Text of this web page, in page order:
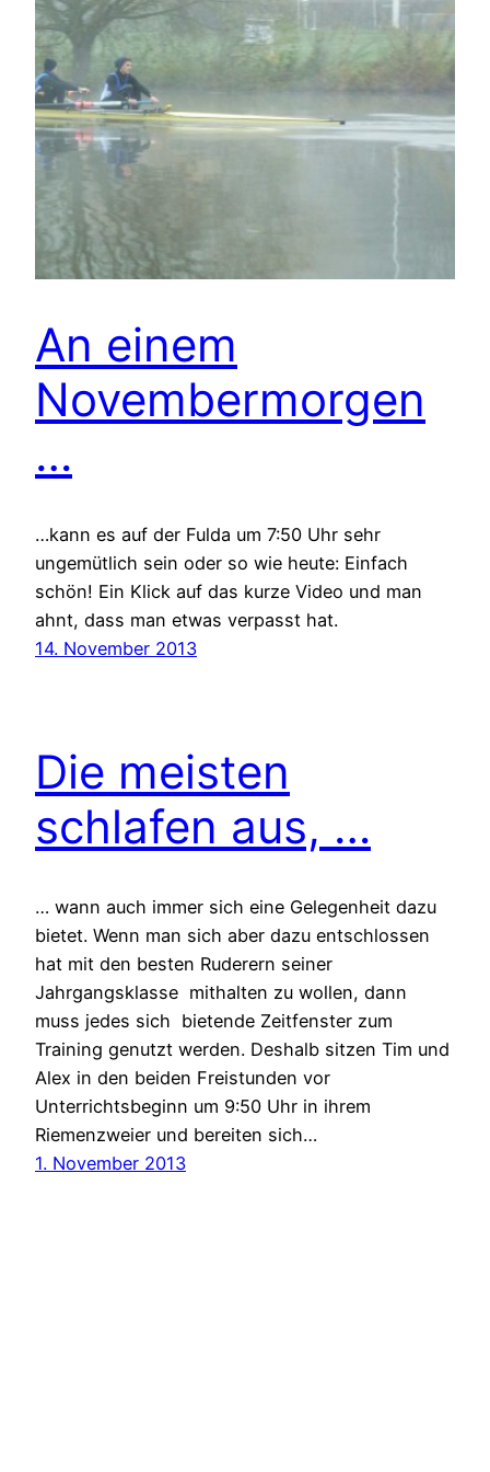
An einem
Novembermorgen
…
…kann es auf der Fulda um 7:50 Uhr sehr
ungemütlich sein oder so wie heute: Einfach
schön! Ein Klick auf das kurze Video und man
ahnt, dass man etwas verpasst hat.
14. November 2013
Die meisten
schlafen aus, …
… wann auch immer sich eine Gelegenheit dazu
bietet. Wenn man sich aber dazu entschlossen
hat mit den besten Ruderern seiner
Jahrgangsklasse mithalten zu wollen, dann
muss jedes sich bietende Zeitfenster zum
Training genutzt werden. Deshalb sitzen Tim und
Alex in den beiden Freistunden vor
Unterrichtsbeginn um 9:50 Uhr in ihrem
Riemenzweier und bereiten sich…
1. November 2013